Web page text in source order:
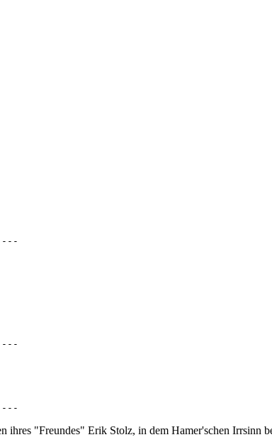
ihres "Freundes" Erik Stolz, in dem Hamer'schen Irrsinn